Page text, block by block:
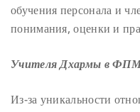
обучения персонала и
понимания, оценки и
Учителя Дхармы в
Из-за уникальности